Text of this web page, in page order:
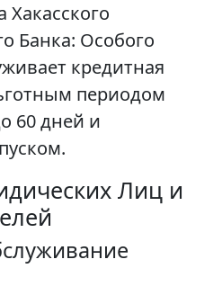
Хакасского
Банка: Особого
кредитная
периодом
60 дней и
Лиц и